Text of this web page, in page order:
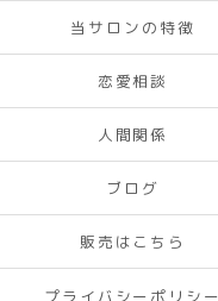
当サロンの特徴
恋愛相談
人間関係
ブログ
販売はこちら
プライバシーポリシー